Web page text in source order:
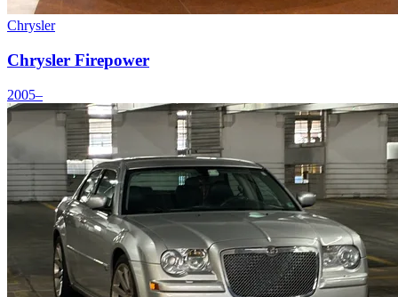
Chrysler
Chrysler Firepower
2005–